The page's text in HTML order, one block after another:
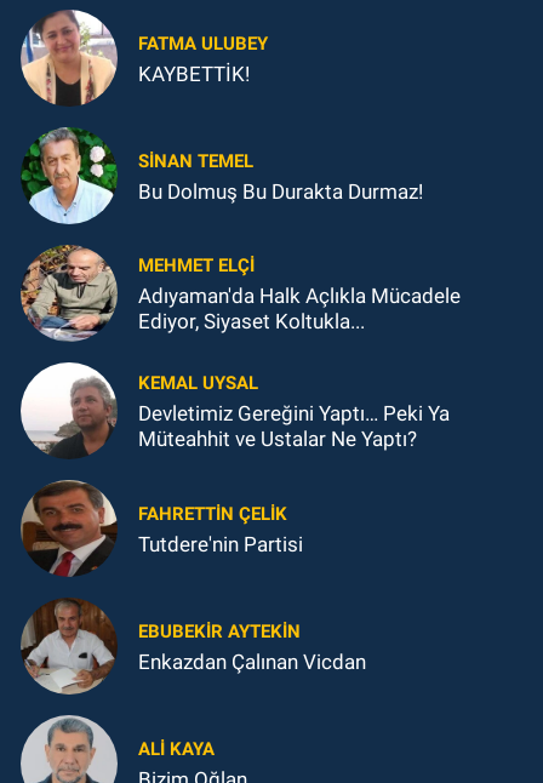
FATMA ULUBEY
KAYBETTİK!
SINAN TEMEL
Bu Dolmuş Bu Durakta Durmaz!
MEHMET ELÇI
Adıyaman'da Halk Açlıkla Mücadele
Ediyor, Siyaset Koltukla...
KEMAL UYSAL
Devletimiz Gereğini Yaptı… Peki Ya
Müteahhit ve Ustalar Ne Yaptı?
FAHRETTIN ÇELİK
Tutdere'nin Partisi
EBUBEKIR AYTEKIN
Enkazdan Çalınan Vicdan
ALI KAYA